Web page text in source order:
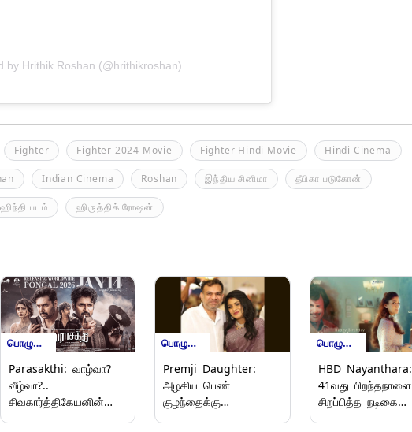
by Hrithik Roshan (@hrithikroshan)
Fighter Fighter 2024 Movie Fighter Hindi Movie Hindi Cinema
Indian Cinema Roshan இந்திய சினிமா தீபிகா படுகோன்
ஹிந்தி படம் ஹிருத்திக் ரோஷன்
பொழுதுபோக்கு
Parasakthi: வாழ்வா?
வீழ்வா?..
சிவகார்த்திகேயனின்
பொழுதுபோக்கு
Premji Daughter:
அழகிய பெண்
குழந்தைக்கு
பொழுதுபோக்கு
HBD Nayanthara:
41வது பிறந்தநாளை
சிறப்பித்த நடிகை